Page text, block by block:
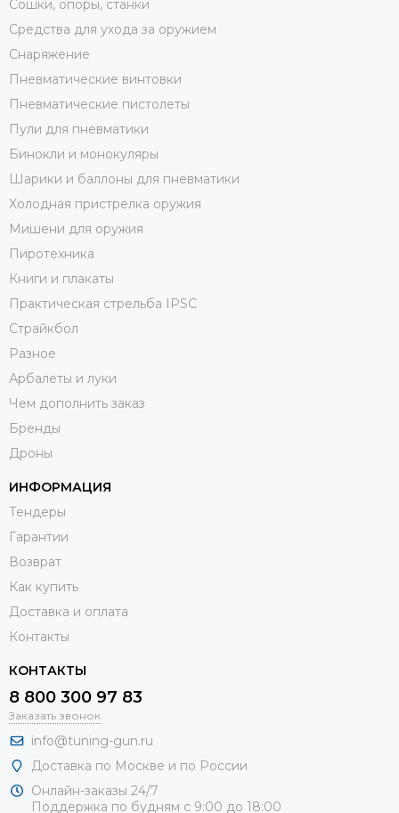
Сошки, опоры, станки
Средства для ухода за оружием
Снаряжение
Пневматические винтовки
Пневматические пистолеты
Пули для пневматики
Бинокли и монокуляры
Шарики и баллоны для пневматики
Холодная пристрелка оружия
Мишени для оружия
Пиротехника
Книги и плакаты
Практическая стрельба IPSC
Страйкбол
Разное
Арбалеты и луки
Чем дополнить заказ
Бренды
Дроны
ИНФОРМАЦИЯ
Тендеры
Гарантии
Возврат
Как купить
Доставка и оплата
Контакты
КОНТАКТЫ
8 800 300 97 83
Заказать звонок
info@tuning-gun.ru
Доставка по Москве и по России
Онлайн-заказы 24/7
Поддержка по будням с 9:00 до 18:00